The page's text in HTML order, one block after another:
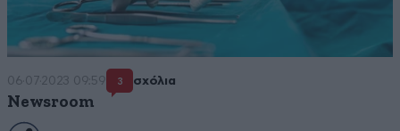
06·07·2023 09:59 3 σχόλια
Newsroom